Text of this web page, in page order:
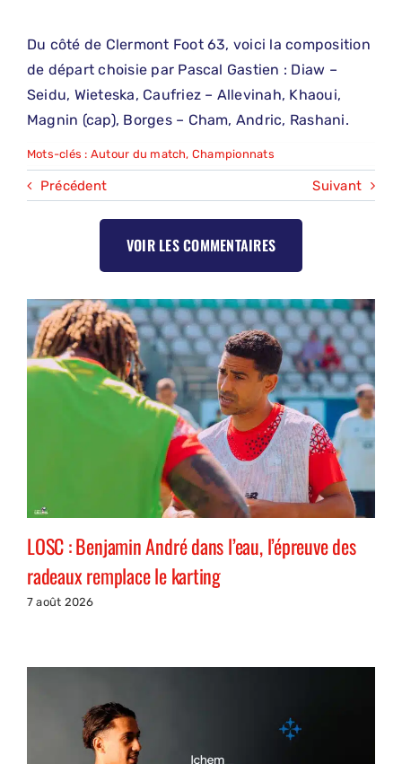
Du côté de Clermont Foot 63, voici la composition
de départ choisie par Pascal Gastien : Diaw –
Seidu, Wieteska, Caufriez – Allevinah, Khaoui,
Magnin (cap), Borges – Cham, Andric, Rashani.
Mots-clés : Autour du match, Championnats
Précédent Suivant
VOIR LES COMMENTAIRES
LOSC : Benjamin André dans l’eau, l’épreuve des
radeaux remplace le karting
7 août 2026